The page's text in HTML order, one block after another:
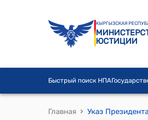
КЫРГЫЗСКАЯ
ЮСТИЦИИ
Быстрый поиск НПА
Главная ›